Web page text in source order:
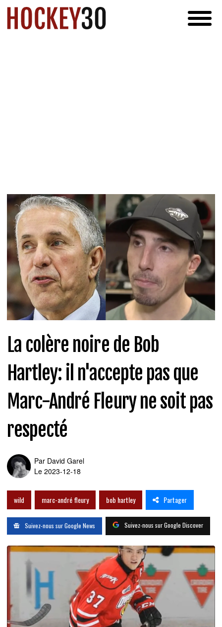
La colère noire de Bob
Hartley: il n'accepte pas que
Marc-André Fleury ne soit pas
respecté
Par David Garel
Le 2023-12-18
wild marc-andré fleury bob hartley Partager
Suivez-nous sur Google News Suivez-nous sur Google Discover